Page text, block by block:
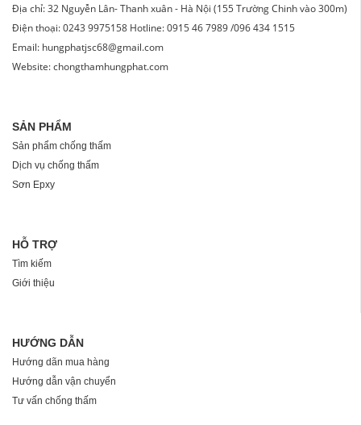
Địa chỉ: 32 Nguyễn Lân- Thanh xuân - Hà Nội (155 Trường Chinh vào 300m)
Điện thoại: 0243 9975158 Hotline: 0915 46 7989 /096 434 1515
Email: hungphatjsc68@gmail.com
Website: chongthamhungphat.com
SẢN PHẨM
Sản phẩm chống thấm
Dịch vụ chống thấm
Sơn Epxy
HỖ TRỢ
Tìm kiếm
Giới thiệu
HƯỚNG DẪN
Hướng dãn mua hàng
Hướng dẫn vận chuyển
Tư vấn chống thấm